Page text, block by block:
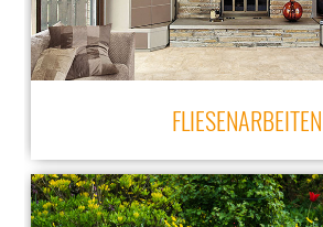
FLIESENARBEITEN